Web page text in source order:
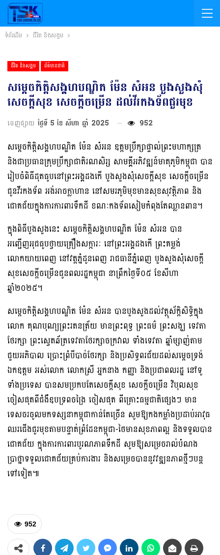
ទំព័រដើម ជីវិត និងសង្គម
ជីវិត និងសង្គម ព័ត៌មានជាតិ
សម្ដេចកិត្ដិសង្គហបណ្ឌិត ម៉ែន សំអន បួងសួងសុំ
សេចក្ដីសុខ សេចក្ដីចម្រើន ដល់វីរកងទ័ពជួរមុខ
ចេញផ្សាយ ថ្ងៃទី 5 ខែ សីហា ឆ្នាំ 2025 952
សម្តេចកិត្តិសង្គហបណ្ឌិត ម៉ែន សំអន ឧត្តមប្រឹក្សាផ្ទាល់ព្រះមហាក្សត្រ
និងជាប្រធានក្រុមប្រឹក្សាជាតិរណសិរ្ស សាមគ្គីអភិវឌ្ឍន៍មាតុភូមិកម្ពុជា បាន
រៀបចំពិធីដុតធូបនៅព្រះអង្គដងកើ បួងសួងសុំសេចក្តីសុខ សេចក្ដីចម្រើន
ជូនវីរកងទ័ព អង់អាចក្លាហាន នៅសមរភូមិមុខមានសុខសុវត្ថិភាព និង
ជោគជ័យក្នុងការការពារទឹកដី ខណៈកងទ័ពសៀមកំពុងតែឈ្លានពាន។
ក្នុងពិធីបួងសួងនេះ សម្តេចកិត្តិសង្គហបណ្ឌិត ម៉ែន សំអន បាន
អញ្ជើញអុជធូបថ្វាយគ្រឿងសក្ការៈ នៅព្រះអង្គដងកើ ព្រះគម្លង់
លោកយាយពេញ នៅវត្តភ្នំដូនពេញ រាជធានីភ្នំពេញ បួងសួងសុំសេចក្តី
សុខសេចក្តីចម្រើនជូនពលរដ្ឋកម្ពុជា នាព្រឹកថ្ងៃទី០៥ ខែសីហា
ឆ្នាំ២០២៥។
សម្តេចកិត្តិសង្គហបណ្ឌិត ម៉ែន សំអន បានបួងសួងដល់វត្ថុស័ក្តិសិទ្ធិក្នុង
លោក គុណបុណ្យព្រះរតនត្រ័យ មានព្រះពុទ្ធ ព្រះធម៌ ព្រះសង្ឃ ទេវតា
ថែរក្សា ព្រះស្វេតឆ័ត្រទេវតាថែរក្សាចក្រវាល ទាំងទេវតា ឆ្នាំម្សាញ់តាម
ជួយអភិបាល ប្រោះព្រំបីបាច់ថែរក្សា និងប្រសិទ្ធពរជ័យដល់សម្តេចទ្រង់
ឯកឧត្តម អស់លោក លោកស្រី អ្នកនាង កញ្ញា និងប្រជាពលរដ្ឋ នៅទូ
ទាំងប្រទេស បានសមប្រកបតែសេចក្តីសុខ សេចក្តីចម្រើន វិបុលសុខ
ចៀសផុតពីជំងឺឧបទ្រពចង្រៃ ចៀសផុត ពីគ្រោះធម្មជាតិផ្សេងៗ មាន
ទេសចរចូលមកទស្សនាកម្ពុជាកាន់តែច្រើន សូមឱ្យកងកម្លាំងប្រដាប់អាវុធ
ឈរជើងជួរមុខតាមបន្ទាត់ព្រំដែនកម្ពុជា-ថៃមានសុខភាពល្អ និងទទួលបាន
ជោគជ័យ ក្នុងការការពារបូរណភាពទឹកដី សូមឱ្យសម្រេចរាល់បំណង
ប្រាថ្នាទទួលជោគជ័យគ្រប់ការងារ និងសម្រេចបាននូវវឌ្ឍនភាពថ្មីៗបន្ត
ទៅទៀត៕
952